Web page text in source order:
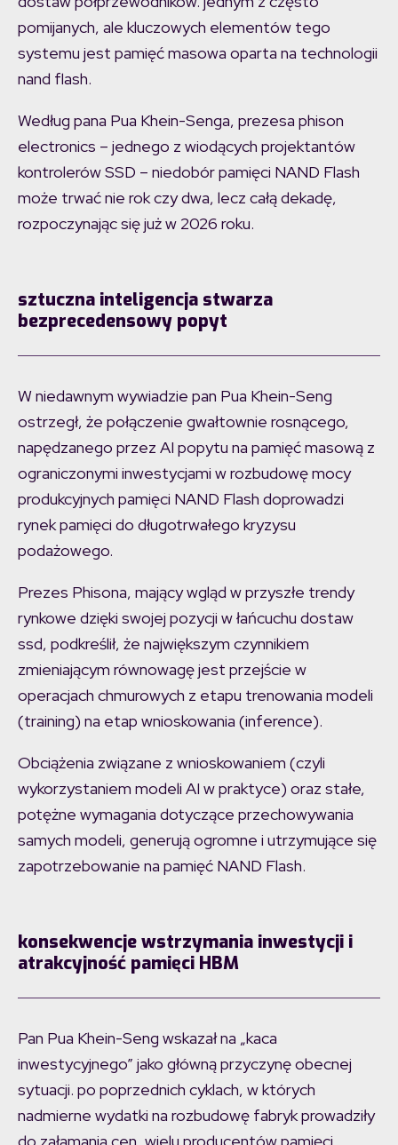
pomijanych, ale kluczowych elementów tego
systemu jest pamięć masowa oparta na technologii
nand flash.
Według pana Pua Khein-Senga, prezesa phison
electronics – jednego z wiodących projektantów
kontrolerów SSD – niedobór pamięci NAND Flash
może trwać nie rok czy dwa, lecz całą dekadę,
rozpoczynając się już w 2026 roku.
sztuczna inteligencja stwarza
bezprecedensowy popyt
W niedawnym wywiadzie pan Pua Khein-Seng
ostrzegł, że połączenie gwałtownie rosnącego,
napędzanego przez AI popytu na pamięć masową z
ograniczonymi inwestycjami w rozbudowę mocy
produkcyjnych pamięci NAND Flash doprowadzi
rynek pamięci do długotrwałego kryzysu
podażowego.
Prezes Phisona, mający wgląd w przyszłe trendy
rynkowe dzięki swojej pozycji w łańcuchu dostaw
ssd, podkreślił, że największym czynnikiem
zmieniającym równowagę jest przejście w
operacjach chmurowych z etapu trenowania modeli
(training) na etap wnioskowania (inference).
Obciążenia związane z wnioskowaniem (czyli
wykorzystaniem modeli AI w praktyce) oraz stałe,
potężne wymagania dotyczące przechowywania
samych modeli, generują ogromne i utrzymujące się
zapotrzebowanie na pamięć NAND Flash.
konsekwencje wstrzymania inwestycji i
atrakcyjność pamięci HBM
Pan Pua Khein-Seng wskazał na „kaca
inwestycyjnego” jako główną przyczynę obecnej
sytuacji. po poprzednich cyklach, w których
nadmierne wydatki na rozbudowę fabryk prowadziły